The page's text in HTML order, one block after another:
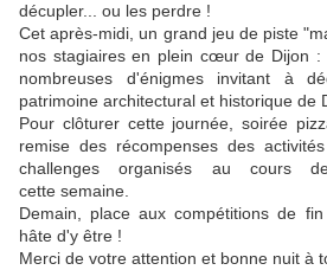
décupler... ou les perdre !
Cet après-midi, un grand jeu de piste
nos stagiaires en plein cœur de Dijon
nombreuses d'énigmes invitant à
patrimoine architectural et historique de
Pour clôturer cette journée, soirée
remise des récompenses des
challenges organisés au cours
cette semaine.
Demain, place aux compétitions de
hâte d'y être !
Merci de votre attention et bonne nuit à